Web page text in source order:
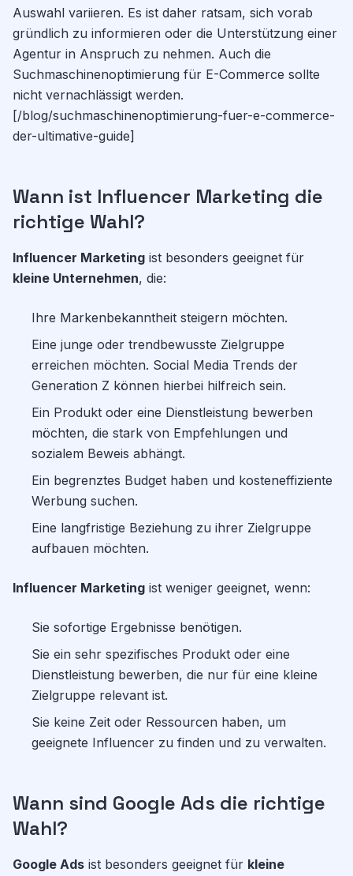
Auswahl variieren. Es ist daher ratsam, sich vorab
gründlich zu informieren oder die Unterstützung einer
Agentur in Anspruch zu nehmen. Auch die
Suchmaschinenoptimierung für E-Commerce sollte
nicht vernachlässigt werden.
[/blog/suchmaschinenoptimierung-fuer-e-commerce-
der-ultimative-guide]
Wann ist Influencer Marketing die
richtige Wahl?
Influencer Marketing ist besonders geeignet für
kleine Unternehmen, die:
Ihre Markenbekanntheit steigern möchten.
Eine junge oder trendbewusste Zielgruppe
erreichen möchten. Social Media Trends der
Generation Z können hierbei hilfreich sein.
Ein Produkt oder eine Dienstleistung bewerben
möchten, die stark von Empfehlungen und
sozialem Beweis abhängt.
Ein begrenztes Budget haben und kosteneffiziente
Werbung suchen.
Eine langfristige Beziehung zu ihrer Zielgruppe
aufbauen möchten.
Influencer Marketing ist weniger geeignet, wenn:
Sie sofortige Ergebnisse benötigen.
Sie ein sehr spezifisches Produkt oder eine
Dienstleistung bewerben, die nur für eine kleine
Zielgruppe relevant ist.
Sie keine Zeit oder Ressourcen haben, um
geeignete Influencer zu finden und zu verwalten.
Wann sind Google Ads die richtige
Wahl?
Google Ads ist besonders geeignet für kleine